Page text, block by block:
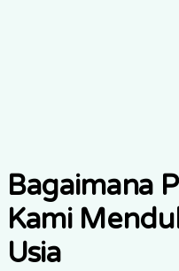
Bagaimana
Kami
Usia